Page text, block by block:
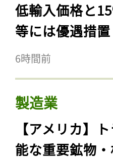
低輸入価格と
等には優遇措置
6時間前
製造業
【アメリカ】
能な重要鉱物